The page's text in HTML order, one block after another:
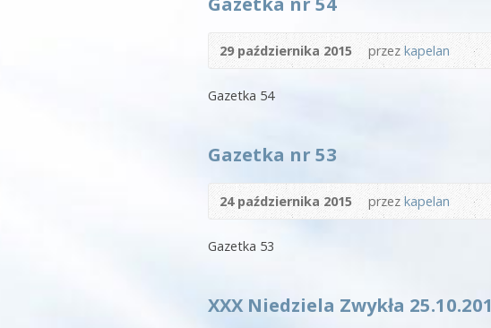
29 października 2015 przezkapelan
Gazetka 54
Gazetka nr 53
24 października 2015 przezkapelan
Gazetka 53
XXX Niedziela Zwykła